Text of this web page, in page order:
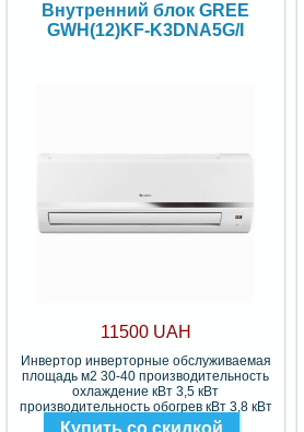
Внутренний блок GREE
GWH(12)KF-K3DNA5G/I
11500 UAH
Инвертор инверторные обслуживаемая
площадь м2 30-40 производительность
охлаждение кВт 3,5 кВт
производительность обогрев кВт 3,8 кВт
Фреон R-410A
Купить со скидкой